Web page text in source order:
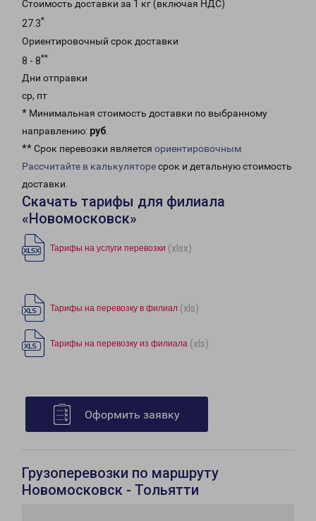
Стоимость доставки за 1 кг (включая НДС)
27.3*
Ориентировочный срок доставки
8 - 8**
Дни отправки
ср, пт
* Минимальная стоимость доставки по выбранному
направлению: руб.
** Срок перевозки является ориентировочным
Рассчитайте в калькуляторесрок и детальную стоимость
доставки.
Скачать тарифы для филиала
«Новомосковск»
Тарифы на услуги перевозки (xlsx)
Тарифы на перевозку в филиал (xls)
Тарифы на перевозку из филиала (xls)
Оформить заявку
Грузоперевозки по маршруту
Новомосковск - Тольятти